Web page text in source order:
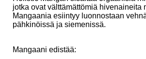
jotka ovat välttämättömiä hivenaineita
Mangaania esiintyy luonnostaan
pähkinöissä ja siemenissä.
Mangaani edistää: